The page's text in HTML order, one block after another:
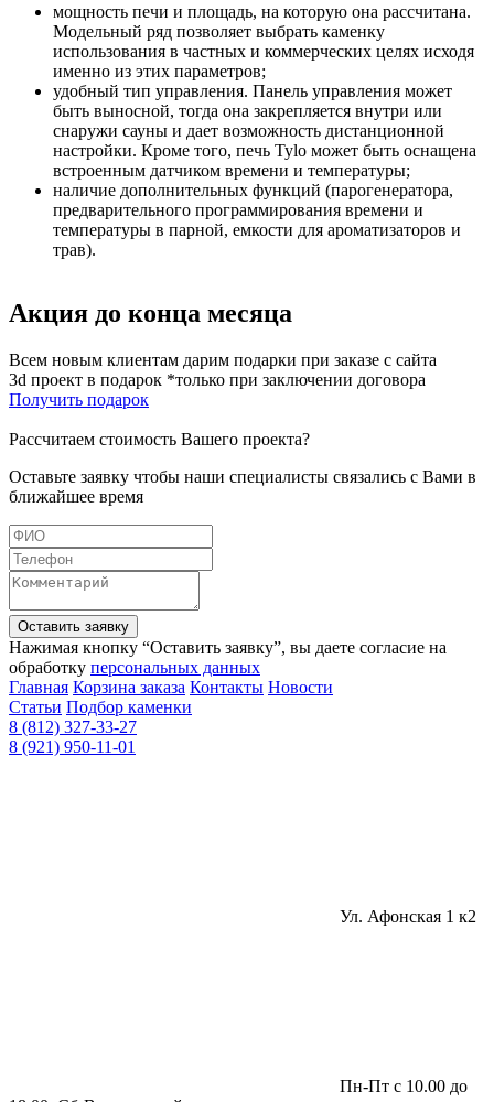
мощность печи и площадь, на которую она рассчитана.
Модельный ряд позволяет выбрать каменку
использования в частных и коммерческих целях исходя
именно из этих параметров;
удобный тип управления. Панель управления может
быть выносной, тогда она закрепляется внутри или
снаружи сауны и дает возможность дистанционной
настройки. Кроме того, печь Tylo может быть оснащена
встроенным датчиком времени и температуры;
наличие дополнительных функций (парогенератора,
предварительного программирования времени и
температуры в парной, емкости для ароматизаторов и
трав).
Акция до конца месяца
Всем новым клиентам дарим подарки при заказе с сайта
3d проект в подарок *только при заключении договора
Получить подарок
Рассчитаем стоимость Вашего проекта?
Оставьте заявку чтобы наши специалисты связались с Вами в
ближайшее время
Оставить заявку
Нажимая кнопку “Оставить заявку”, вы даете согласие на
обработку персональных данных
Главная Корзина заказа Контакты Новости
Статьи Подбор каменки
8 (812) 327-33-27
8 (921) 950-11-01
Ул. Афонская 1 к2
Пн-Пт с 10.00 до